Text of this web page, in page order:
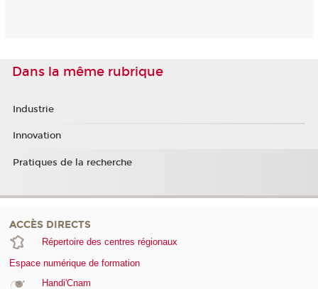
Dans la même rubrique
Industrie
Innovation
Pratiques de la recherche
ACCÈS DIRECTS
Répertoire des centres régionaux
Espace numérique de formation
Handi'Cnam